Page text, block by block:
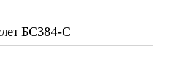
БС384-С